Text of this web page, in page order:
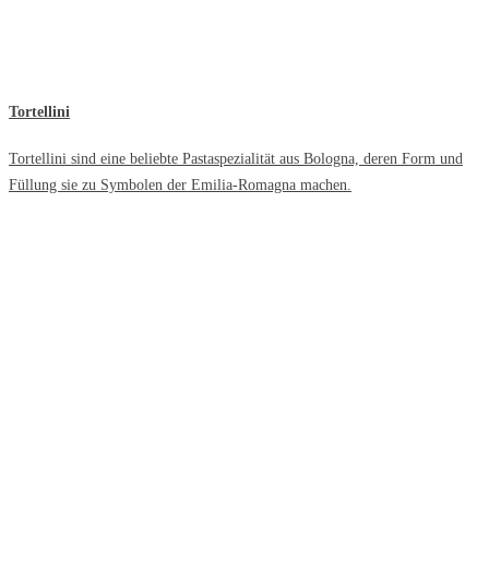
Tortellini
Tortellini sind eine beliebte Pastaspezialität aus Bologna, deren Form und
Füllung sie zu Symbolen der Emilia-Romagna machen.